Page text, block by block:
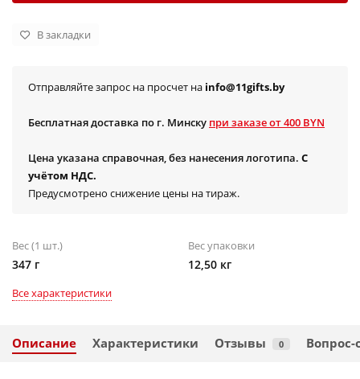
В закладки
Отправляйте запрос на просчет на info@11gifts.by
Бесплатная доставка по г. Минску при заказе от 400 BYN
Цена указана справочная, без нанесения логотипа. С
учётом НДС.
Предусмотрено снижение цены на тираж.
Вес (1 шт.)
347 г
Вес упаковки
12,50 кг
Все характеристики
Описание Характеристики Отзывы 0 Вопрос-